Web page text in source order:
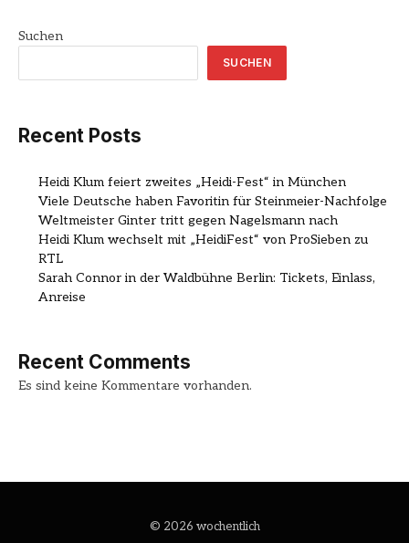
Suchen
SUCHEN
Recent Posts
Heidi Klum feiert zweites „Heidi-Fest“ in München
Viele Deutsche haben Favoritin für Steinmeier-Nachfolge
Weltmeister Ginter tritt gegen Nagelsmann nach
Heidi Klum wechselt mit „HeidiFest“ von ProSieben zu
RTL
Sarah Connor in der Waldbühne Berlin: Tickets, Einlass,
Anreise
Recent Comments
Es sind keine Kommentare vorhanden.
© 2026 wochentlich